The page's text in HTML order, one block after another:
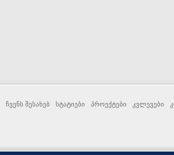
ჩვენს შესახებ სტატიები პროექტები კვლევები